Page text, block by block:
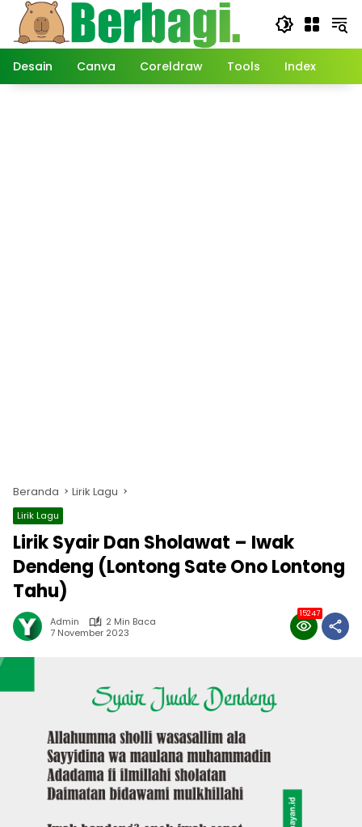
Langsung
konten
Desain
Canva Coreldraw Tools Index
Beranda Lirik Lagu
Lirik Lagu
Lirik Syair Dan Sholawat – Iwak
Dendeng (Lontong Sate Ono Lontong
Tahu)
Admin
2 Min Baca
7 November 2023
15247